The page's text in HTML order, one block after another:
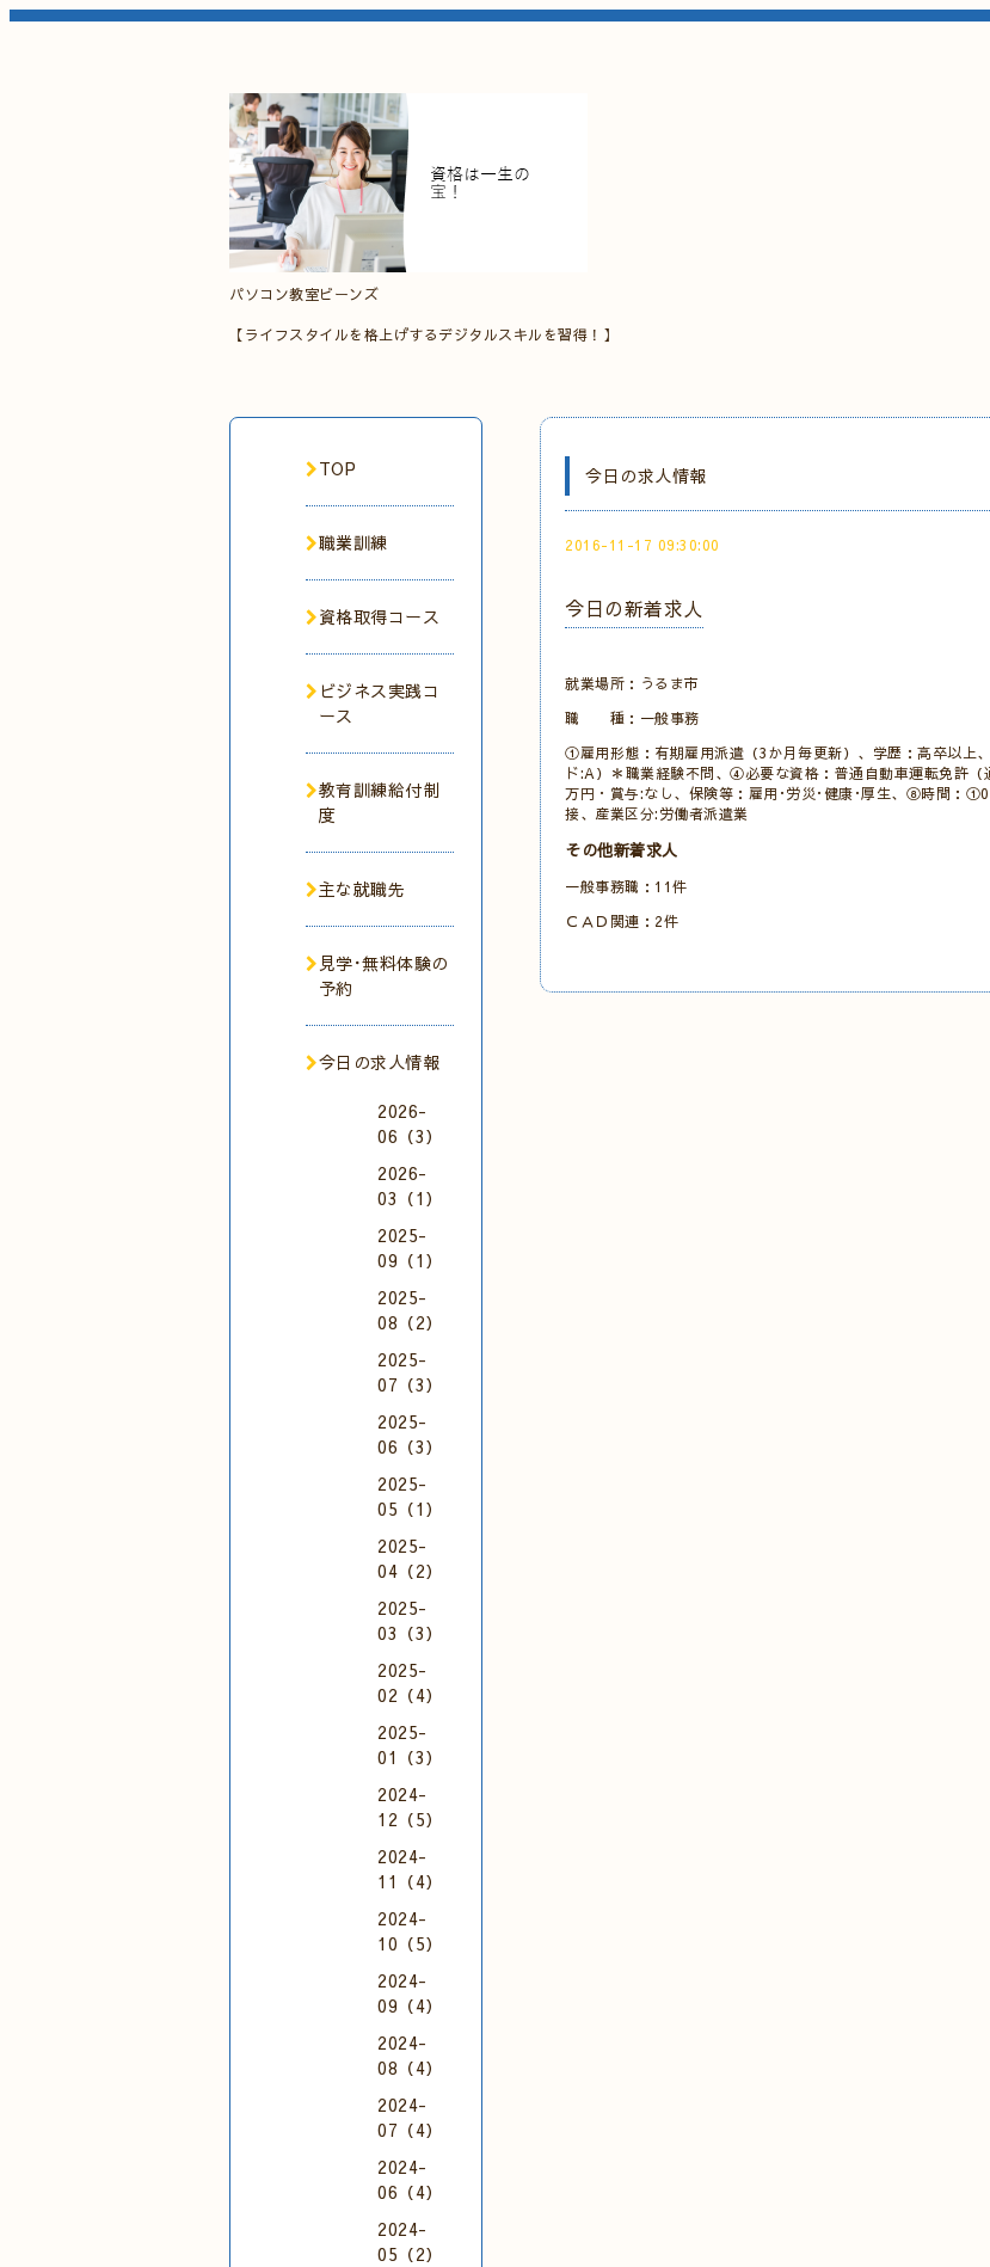
パソコン教室ビーンズ
【ライフスタイルを格上げするデジタルスキルを習得！】
今日の求人情報
2016-11-17 09:30:00
今日の新着求人
就業場所：うるま市
職 種：一般事務
①雇用形態：有期雇用派遣（3か月毎更新）、学歴：高卒以上
ド:A）＊職業経験不問、④必要な資格：普通自動車運転免許
万円・賞与:なし、保険等：雇用･労災･健康･厚生、⑧時間：
接、産業区分:労働者派遣業
その他新着求人
一般事務職：11件
ＣＡＤ関連：2件
TOP
職業訓練
資格取得コース
ビジネス実践コ
ース
教育訓練給付制
度
主な就職先
見学･無料体験の
予約
今日の求人情報
2026-
06（3）
2026-
03（1）
2025-
09（1）
2025-
08（2）
2025-
07（3）
2025-
06（3）
2025-
05（1）
2025-
04（2）
2025-
03（3）
2025-
02（4）
2025-
01（3）
2024-
12（5）
2024-
11（4）
2024-
10（5）
2024-
09（4）
2024-
08（4）
2024-
07（4）
2024-
06（4）
2024-
05（2）